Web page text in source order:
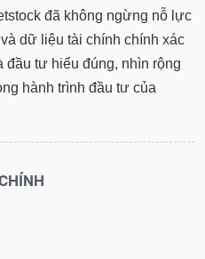
đã không ngừng nỗ lực
dữ liệu tài chính chính xác
đầu tư hiểu đúng, nhìn rộng
hành trình đầu tư của